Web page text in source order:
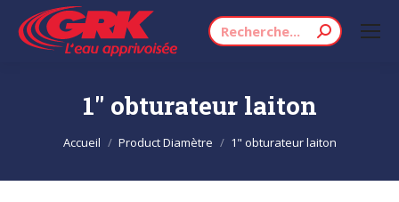
Recherche
1" obturateur laiton
Vous êtes ici :
Accueil Product Diamètre 1" obturateur laiton